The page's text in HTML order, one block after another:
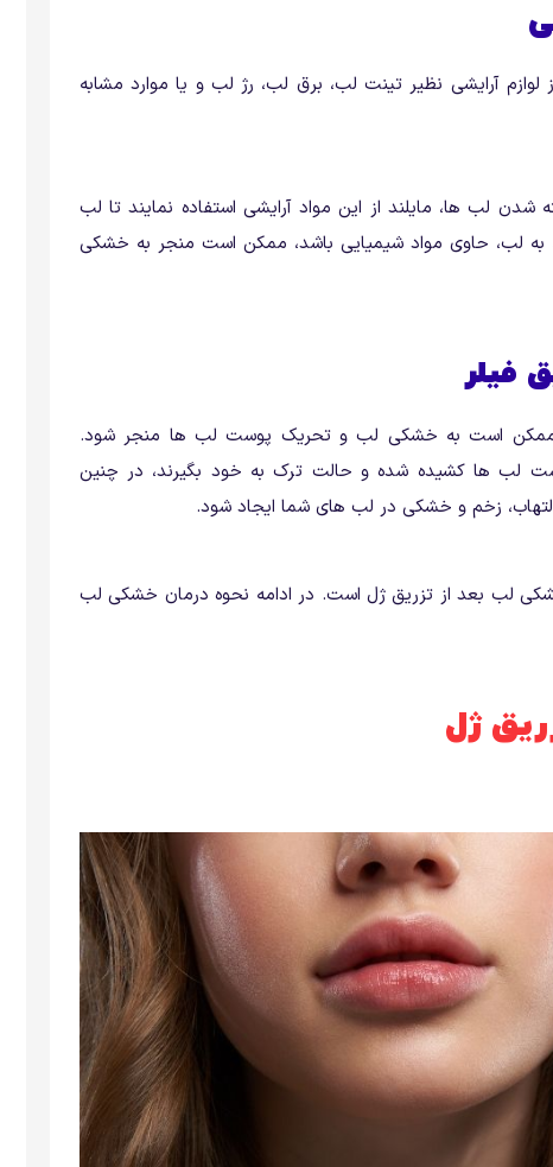
آرایشی نظیر تینت لب، برق لب، رژ لب و یا موارد مشابه
لب ها، مایلند از این مواد آرایشی استفاده نمایند تا لب
به لب، حاوی مواد شیمیایی باشد، ممکن است منجر به خشکی
فیلر
ممکن است به خشکی لب و تحریک پوست لب ها منجر شود.
لب ها کشیده شده و حالت ترک به خود بگیرند، در چنین
زخم و خشکی در لب های شما ایجاد شود.
خشکی لب بعد از تزریق ژل است. در ادامه نحوه درمان خشکی لب
ژل